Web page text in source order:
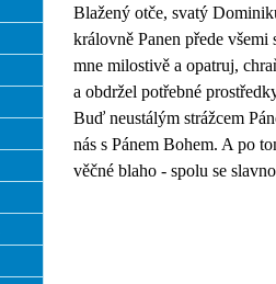
Blažený otče, svatý
královně Panen přede
mne milostivě a opatruj,
a obdržel potřebné
Buď neustálým strážcem
nás s Pánem Bohem. A po
věčné blaho - spolu se